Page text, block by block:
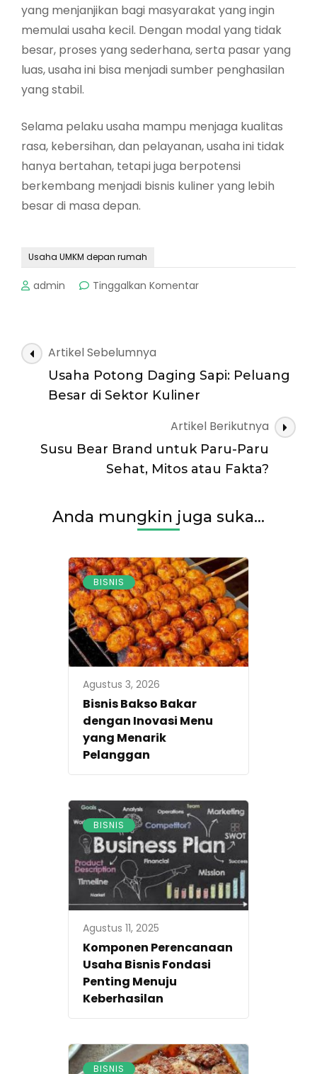
yang menjanjikan bagi masyarakat yang ingin
memulai usaha kecil. Dengan modal yang tidak
besar, proses yang sederhana, serta pasar yang
luas, usaha ini bisa menjadi sumber penghasilan
yang stabil.
Selama pelaku usaha mampu menjaga kualitas
rasa, kebersihan, dan pelayanan, usaha ini tidak
hanya bertahan, tetapi juga berpotensi
berkembang menjadi bisnis kuliner yang lebih
besar di masa depan.
Usaha UMKM depan rumah
admin Tinggalkan Komentarpada
Mie
Sop
Gorengan
Navigasi
Artikel
Artikel Sebelumnya
Usaha Potong Daging Sapi: Peluang
Besar di Sektor Kuliner
Artikel Berikutnya
Susu Bear Brand untuk Paru-Paru
Sehat, Mitos atau Fakta?
Anda mungkin juga suka...
BISNIS
Agustus 3, 2026
Bisnis Bakso Bakar
dengan Inovasi Menu
yang Menarik
Pelanggan
BISNIS
Agustus 11, 2025
Komponen Perencanaan
Usaha Bisnis Fondasi
Penting Menuju
Keberhasilan
BISNIS